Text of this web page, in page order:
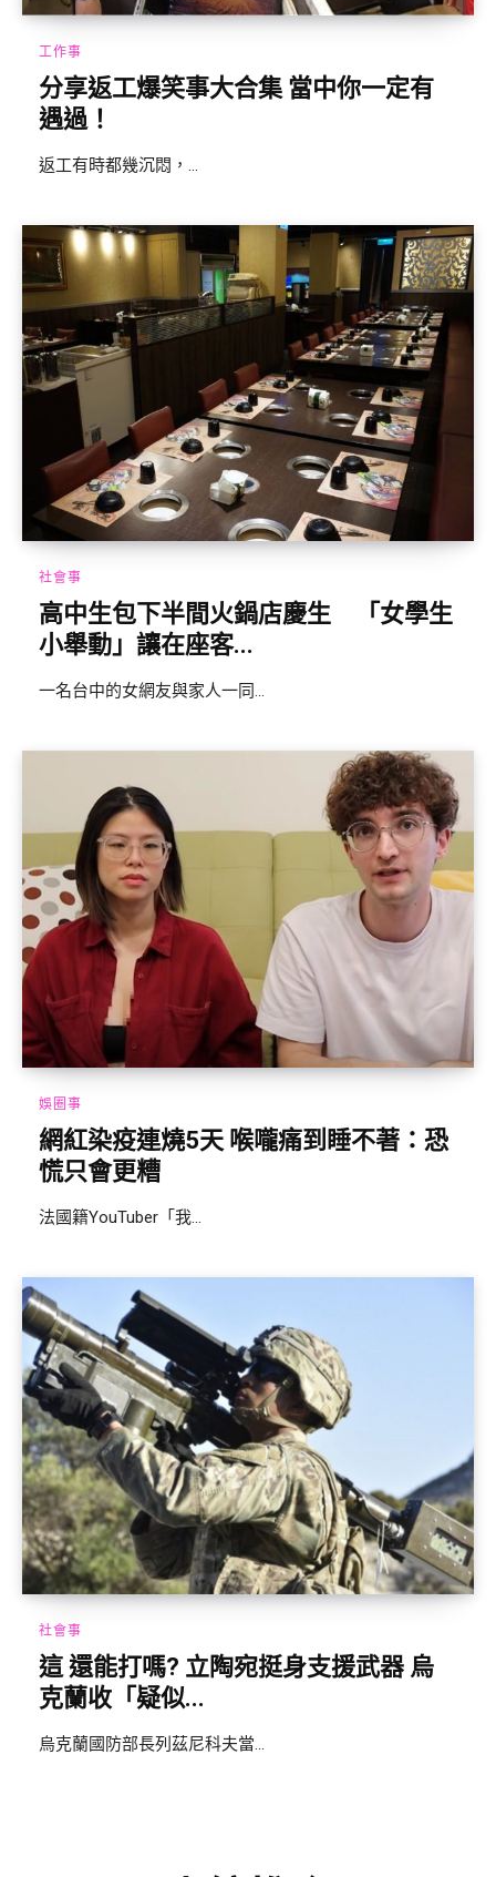
工作事
分享返工爆笑事大合集 當中你一定有
遇過！
返工有時都幾沉悶，...
社會事
高中生包下半間火鍋店慶生 「女學生
小舉動」讓在座客...
一名台中的女網友與家人一同...
娛圈事
網紅染疫連燒5天 喉嚨痛到睡不著：恐
慌只會更糟
法國籍YouTuber「我...
社會事
這 還能打嗎? 立陶宛挺身支援武器 烏
克蘭收「疑似...
烏克蘭國防部長列茲尼科夫當...